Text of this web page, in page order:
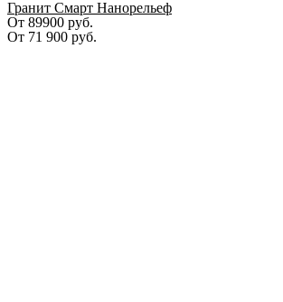
Гранит Смарт Нанорельеф
От 89900 руб.
От 71 900 руб.